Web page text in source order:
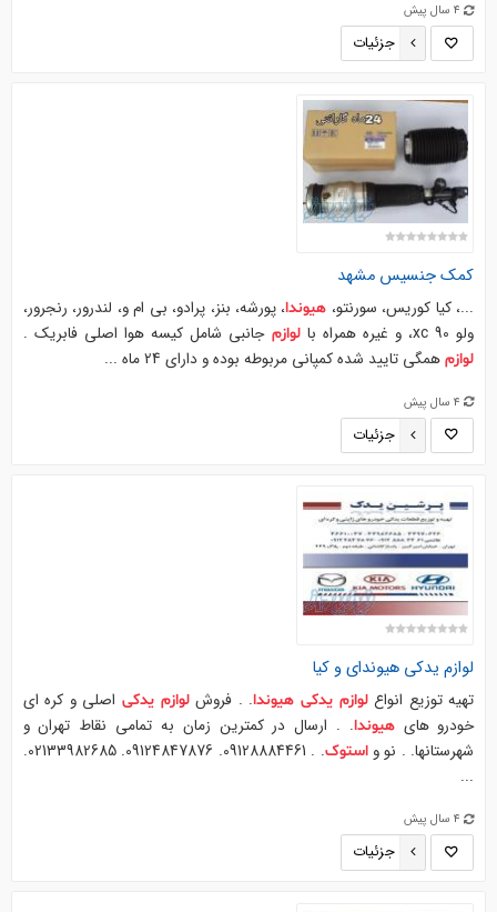
4 سال پیش
جزئیات
کمک جنسیس مشهد
...، کیا کوریس، سورنتو، هیوندا، پورشه، بنز، پرادو، بی ام و، لندرور، رنجرور،
ولو xc 90، و غیره همراه با
لوازم جانبی شامل کیسه هوا اصلی فابریک .
لوازمهمگی تایید شده کمپانی مربوطه بوده و دارای 24 ماه ...
4 سال پیش
جزئیات
لوازم یدکی هیوندای و کیا
تهیه توزیع انواعلوازم یدکی هیوندا. . فروشلوازم یدکی اصلی و کره ای
خودرو هایهیوندا. . ارسال در کمترین زمان به تمامی نقاط تهران و
شهرستانها. . نو واستوک
. . 09128884461. 09124847876. 02133982685.
...
4 سال پیش
جزئیات